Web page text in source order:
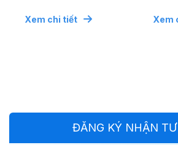
cao bằng mức chi phí
Xem chi tiết
cao
Xem
ĐĂNG KÝ NHẬN